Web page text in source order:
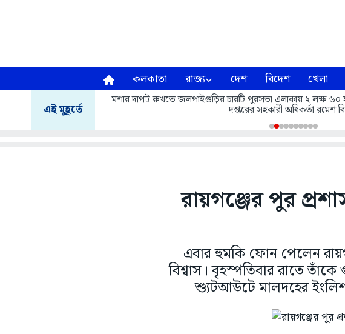
কলকাতা রাজ্য দেশ বিদেশ খেলা
এই মুহূর্তে
মশার দাপট রুখতে জলপাইগুড়ির চারটি পুরসভা এলাকায় ২ লক্ষ ৬০
দপ্তরের সহকারী অধিকর্তা রমেশ
রায়গঞ্জের পুর
এবার হুমকি ফোন পেলেন
বিশ্বাস। বৃহস্পতিবার রাতে
শ্যুটআউটে মালদহের